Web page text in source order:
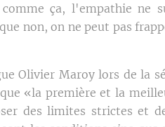
ça, l'empathie ne
non, on ne peut pas
Olivier Maroy lors de la
«la première et la
des limites strictes et